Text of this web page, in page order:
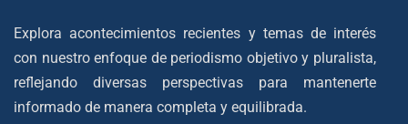
Explora acontecimientos recientes y temas de interés
con nuestro enfoque de periodismo objetivo y pluralista,
reflejando diversas perspectivas para mantenerte
informado de manera completa y equilibrada.